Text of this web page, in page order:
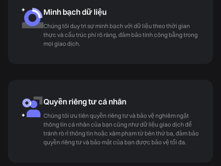
Minh bạch dữ liệu
Chúng tôi duy trì sự minh bạch với dữ liệu theo thời gian
thực và cấu trúc phí rõ ràng, đảm bảo tính công bằng trong
mọi giao dịch.
Quyền riêng tư cá nhân
Chúng tôi ưu tiên quyền riêng tư và bảo vệ nghiêm ngặt
thông tin cá nhân của bạn cũng như dữ liệu giao dịch để
tránh rò rỉ thông tin hoặc xâm phạm từ bên thứ ba, đảm bảo
quyền riêng tư và bảo mật của bạn được bảo vệ tối đa.